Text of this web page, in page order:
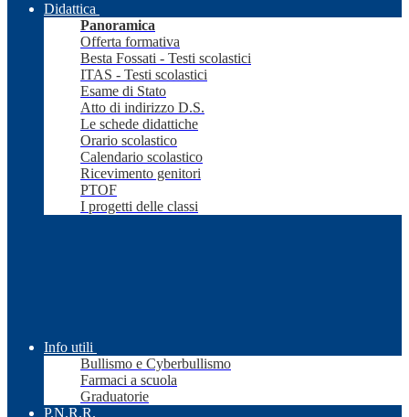
Didattica
Panoramica
Offerta formativa
Besta Fossati - Testi scolastici
ITAS - Testi scolastici
Esame di Stato
Atto di indirizzo D.S.
Le schede didattiche
Orario scolastico
Calendario scolastico
Ricevimento genitori
PTOF
I progetti delle classi
Info utili
Bullismo e Cyberbullismo
Farmaci a scuola
Graduatorie
P.N.R.R.